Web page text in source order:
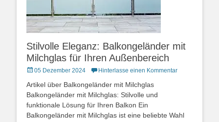
Stilvolle Eleganz: Balkongeländer mit
Milchglas für Ihren Außenbereich
Posted
05 Dezember 2024 Hinterlasse einen Kommentar
Artikel über Balkongeländer mit Milchglas
Balkongeländer mit Milchglas: Stilvolle und
funktionale Lösung für Ihren Balkon Ein
Balkongeländer mit Milchglas ist eine beliebte Wahl